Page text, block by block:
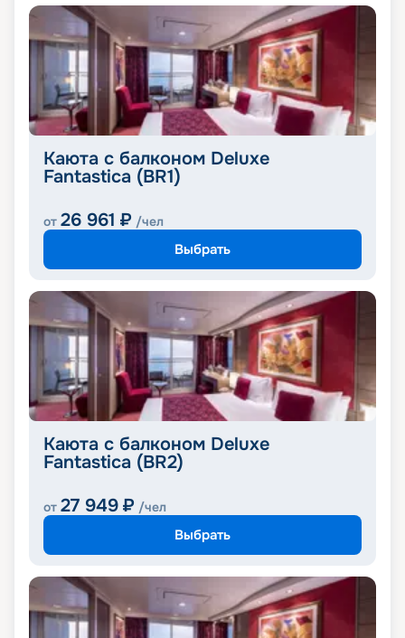
Каюта с балконом Deluxe
Fantastica (BR1)
от 26 961 ₽ /чел
Выбрать
Каюта с балконом Deluxe
Fantastica (BR2)
от 27 949 ₽ /чел
Выбрать